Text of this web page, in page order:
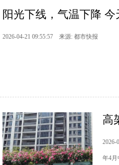
阳光下线，气温下降
2026-04-21 09:55:57 来源: 都市快报
高
2026-
年4